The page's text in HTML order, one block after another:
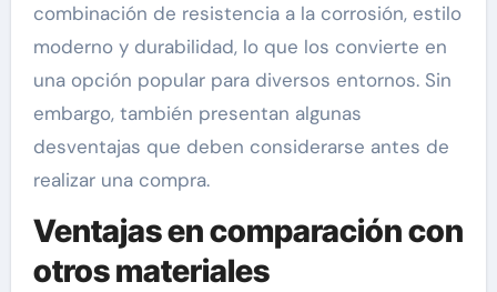
combinación de resistencia a la corrosión, estilo
moderno y durabilidad, lo que los convierte en
una opción popular para diversos entornos. Sin
embargo, también presentan algunas
desventajas que deben considerarse antes de
realizar una compra.
Ventajas en comparación con
otros materiales